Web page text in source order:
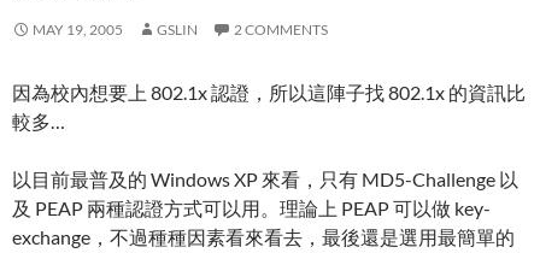
MAY 19, 2005 GSLIN 2 COMMENTS
因為校內想要上 802.1x 認證，所以這陣子找 802.1x 的資訊比
較多…
以目前最普及的 Windows XP 來看，只有 MD5-Challenge 以
及 PEAP 兩種認證方式可以用。理論上 PEAP 可以做 key-
exchange，不過種種因素看來看去，最後還是選用最簡單的